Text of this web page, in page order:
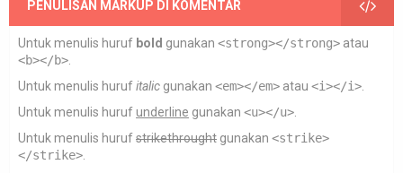
PENULISAN MARKUP DI KOMENTAR
Untuk menulis huruf bold gunakan <strong></strong> atau
<b></b>.
Untuk menulis hurufitalic gunakan <em></em> atau <i></i>.
Untuk menulis hurufunderline gunakan <u></u>.
Untuk menulis hurufstrikethrought gunakan <strike>
</strike>.